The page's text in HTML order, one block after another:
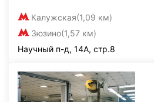
Калужская(1,09 км)
Зюзино(1,57 км)
Научный п-д, 14А, стр.8